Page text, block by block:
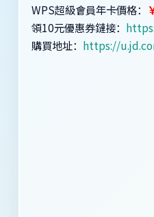
WPS超級會員年卡價格：
領10元優惠券鏈接：
購買地址： https://